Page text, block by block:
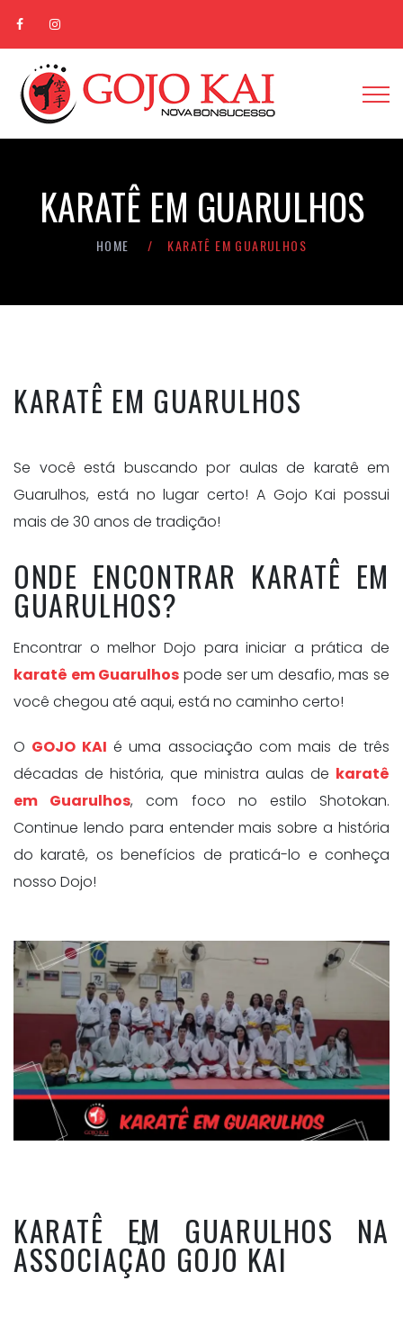
KARATÊ EM GUARULHOS
HOME KARATÊ EM GUARULHOS
KARATÊ EM GUARULHOS
Se você está buscando por aulas de karatê em
Guarulhos, está no lugar certo! A Gojo Kai possui
mais de 30 anos de tradição!
ONDE ENCONTRAR KARATÊ EM
GUARULHOS?
Encontrar o melhor Dojo para iniciar a prática de
karatê em Guarulhos pode ser um desafio, mas se
você chegou até aqui, está no caminho certo!
O GOJO KAI é uma associação com mais de três
décadas de história, que ministra aulas de karatê
em Guarulhos, com foco no estilo Shotokan.
Continue lendo para entender mais sobre a história
do karatê, os benefícios de praticá-lo e conheça
nosso Dojo!
KARATÊ EM GUARULHOS NA
ASSOCIAÇÃO GOJO KAI